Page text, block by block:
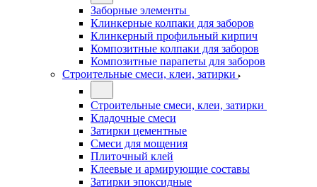
Заборные элементы
Клинкерные колпаки для заборов
Клинкерный профильный кирпич
Композитные колпаки для заборов
Композитные парапеты для заборов
Строительные смеси, клеи, затирки
Строительные смеси, клеи, затирки
Кладочные смеси
Затирки цементные
Смеси для мощения
Плиточный клей
Клеевые и армирующие составы
Затирки эпоксидные